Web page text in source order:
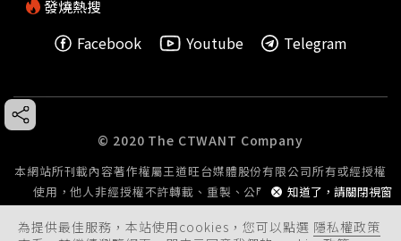
為提供最佳服務，本站使用cookies，您可以點選 隱私權政策
知道了，請關閉視窗
發燒熱搜
Facebook
Youtube Telegram
© 2020 The CTWANT Company
本網站所刊載內容著作權屬王道旺台媒體股份有限公司所有或經授權
使用，他人非經授權不許轉載、重製、公開播送或公開傳輸。